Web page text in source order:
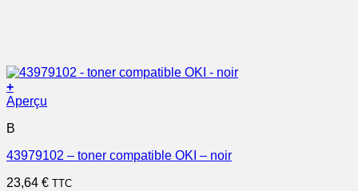
+
Aperçu
B
43979102 – toner compatible OKI – noir
23,64 € TTC